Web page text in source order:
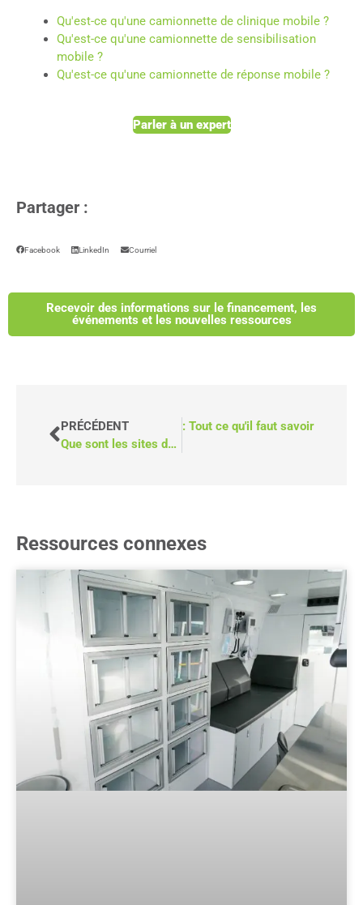
Qu'est-ce qu'une camionnette de clinique mobile ?
Qu'est-ce qu'une camionnette de sensibilisation
mobile ?
Qu'est-ce qu'une camionnette de réponse mobile ?
Parler à un expert
Partager :
Facebook LinkedIn Courriel
Recevoir des informations sur le financement, les
événements et les nouvelles ressources
PRÉCÉDENT
Que sont les sites de consommation supervisée et sont-ils efficaces ?
médicales mobiles : Tout ce qu'il faut savoir
Ressources connexes